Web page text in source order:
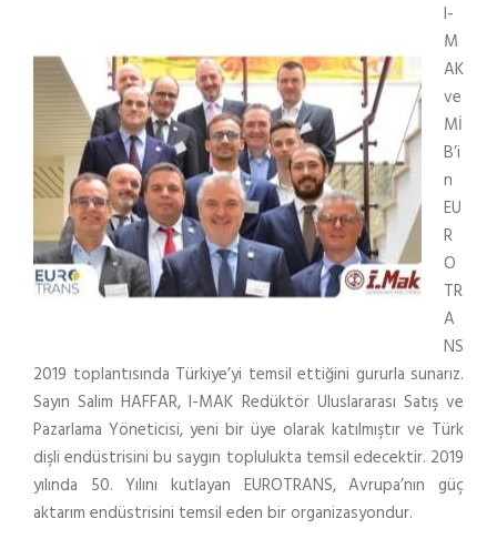
I-
M
AK
ve
Mİ
B’i
n
EU
R
O
TR
A
NS
2019 toplantısında Türkiye’yi temsil ettiğini gururla sunarız.
Sayın Salim HAFFAR, I-MAK Redüktör Uluslararası Satış ve
Pazarlama Yöneticisi, yeni bir üye olarak katılmıştır ve Türk
dişli endüstrisini bu saygın toplulukta temsil edecektir. 2019
yılında 50. Yılını kutlayan EUROTRANS, Avrupa’nın güç
aktarım endüstrisini temsil eden bir organizasyondur.